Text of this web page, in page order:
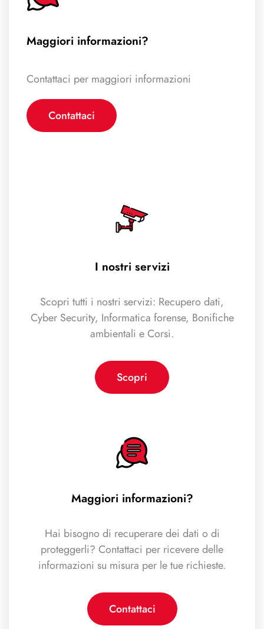
Maggiori informazioni?
Contattaci per maggiori informazioni
Contattaci
I nostri servizi
Scopri tutti i nostri servizi: Recupero dati,
Cyber Security, Informatica forense, Bonifiche
ambientali e Corsi.
Scopri
Maggiori informazioni?
Hai bisogno di recuperare dei dati o di
proteggerli? Contattaci per ricevere delle
informazioni su misura per le tue richieste.
Contattaci